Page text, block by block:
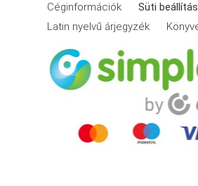
Céginformációk
Süti
Latin nyelvű árjegyzék